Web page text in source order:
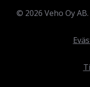
© 2026 Veho Oy